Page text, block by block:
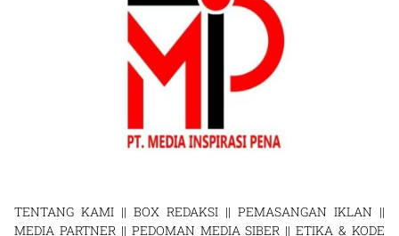
TENTANG KAMI || BOX REDAKSI || PEMASANGAN IKLAN ||
MEDIA PARTNER|| PEDOMAN MEDIA SIBER ||ETIKA & KODE